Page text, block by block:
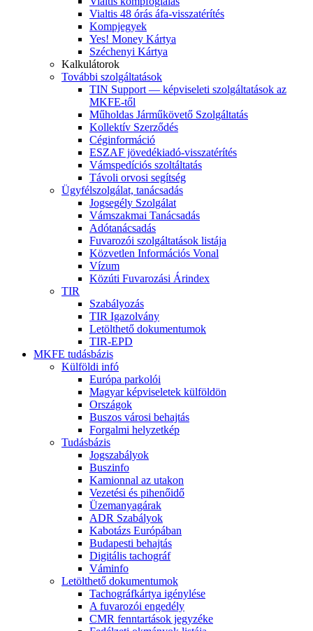
Vialtis 48 órás áfa-visszatérítés
Kompjegyek
Yes! Money Kártya
Széchenyi Kártya
Kalkulátorok
További szolgáltatások
TIN Support — képviseleti szolgáltatások az
MKFE-től
Műholdas Járműkövető Szolgáltatás
Kollektív Szerződés
Céginformáció
ESZAF jövedékiadó-visszatérítés
Vámspedíciós szoltáltatás
Távoli orvosi segítség
Ügyfélszolgálat, tanácsadás
Jogsegély Szolgálat
Vámszakmai Tanácsadás
Adótanácsadás
Fuvarozói szolgáltatások listája
Közvetlen Információs Vonal
Vízum
Közúti Fuvarozási Árindex
TIR
Szabályozás
TIR Igazolvány
Letölthető dokumentumok
TIR-EPD
MKFE tudásbázis
Külföldi infó
Európa parkolói
Magyar képviseletek külföldön
Országok
Buszos városi behajtás
Forgalmi helyzetkép
Tudásbázis
Jogszabályok
Buszinfo
Kamionnal az utakon
Vezetési és pihenőidő
Üzemanyagárak
ADR Szabályok
Kabotázs Európában
Budapesti behajtás
Digitális tachográf
Váminfo
Letölthető dokumentumok
Tachográfkártya igénylése
A fuvarozói engedély
CMR fenntartások jegyzéke